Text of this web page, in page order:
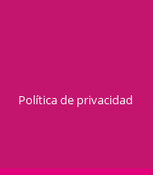
Política de privacidad